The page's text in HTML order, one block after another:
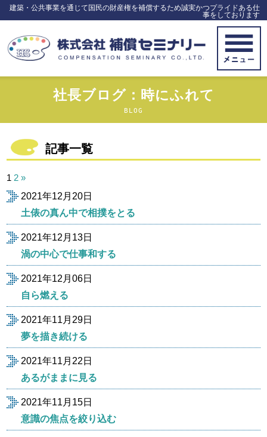
建築・公共事業を通じて国民の財産権を補償するため誠実かつプライドある仕
事をしております
社長ブログ：時にふれて
BLOG
記事一覧
投
稿
の
ー
ジ
1 2 »
2021年12月20日
土俵の真ん中で相撲をとる
2021年12月13日
渦の中心で仕事和する
2021年12月06日
自ら燃える
2021年11月29日
夢を描き続ける
2021年11月22日
あるがままに見る
2021年11月15日
意識の焦点を絞り込む